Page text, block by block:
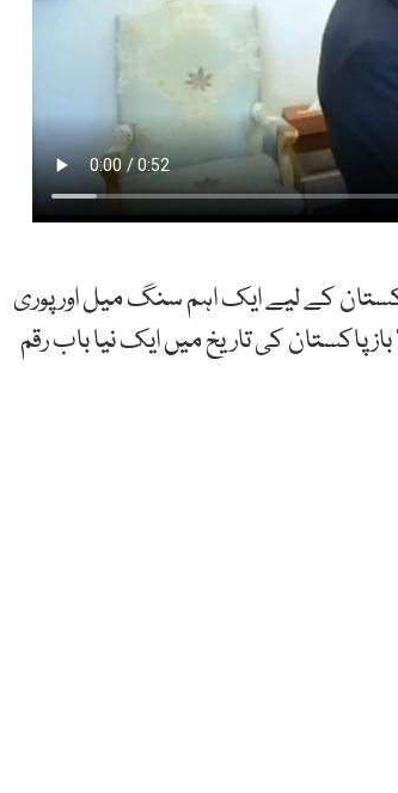
کے لیے ایک اہم سنگ میل اور پوری
پاکستان کی تاریخ میں ایک نیا باب رقم